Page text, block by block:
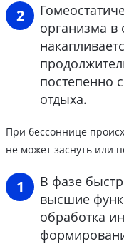
организма в
постепенно
отдыха.
При бессоннице
не может заснуть или
В фазе
высшие
обработка